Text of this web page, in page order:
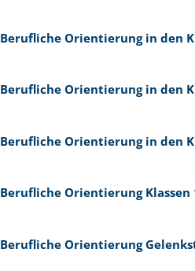
Berufliche Orientierung in den
Berufliche Orientierung in den
Berufliche Orientierung in den
Berufliche Orientierung Klassen
Berufliche Orientierung